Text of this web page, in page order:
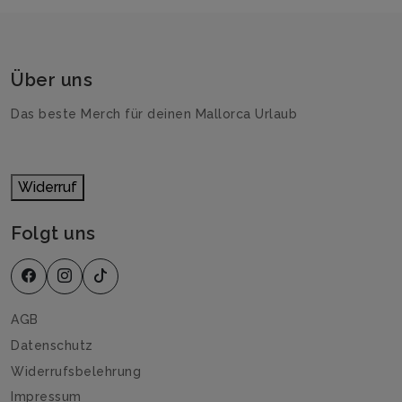
Über uns
Das beste Merch für deinen Mallorca Urlaub
Widerruf
Folgt uns
AGB
Datenschutz
Widerrufsbelehrung
Impressum